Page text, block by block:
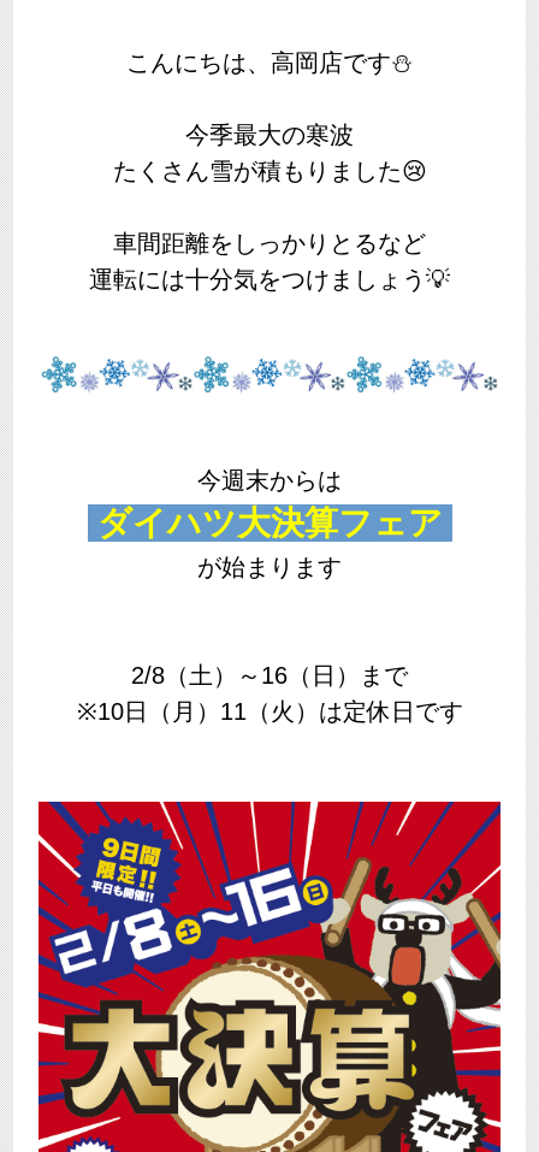
こんにちは、高岡店です⛄
今季最大の寒波
たくさん雪が積もりました😢
車間距離をしっかりとるなど
運転には十分気をつけましょう💡
今週末からは
ダイハツ大決算フェア
が始まります
2/8（土）～16（日）まで
※10日（月）11（火）は定休日です